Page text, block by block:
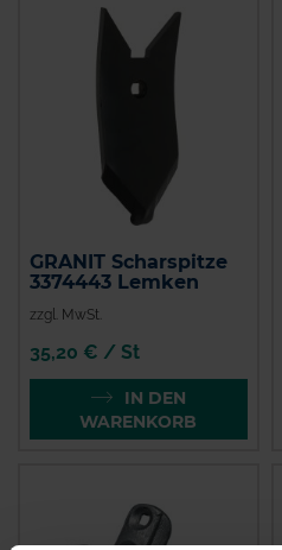
GRANIT Scharspitze
3374443 Lemken
zzgl. MwSt.
35,20 € / St
IN DEN
WARENKORB